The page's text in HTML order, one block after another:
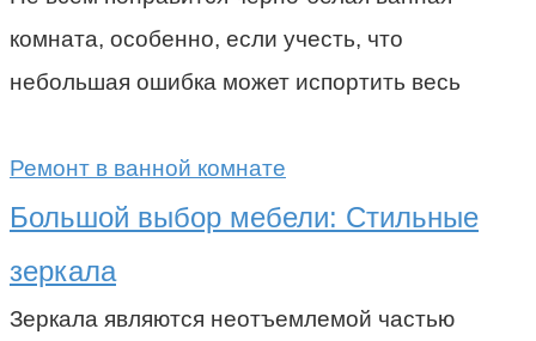
комната, особенно, если учесть, что
небольшая ошибка может испортить весь
Ремонт в ванной комнате
Большой выбор мебели: Стильные
зеркала
Зеркала являются неотъемлемой частью